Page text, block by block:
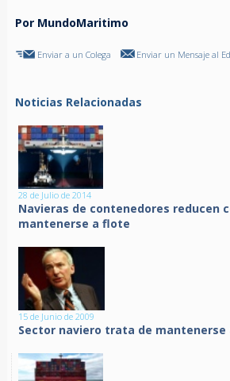
Por MundoMaritimo
Enviar a un Colega Enviar un Mensaje al
Noticias Relacionadas
28 de Julio de 2014
Navieras de contenedores reducen
mantenerse a flote
15 de Junio de 2009
Sector naviero trata de mantenerse